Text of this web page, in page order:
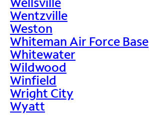
Wentzville
Weston
Whiteman Air Force Base
Whitewater
Wildwood
Winfield
Wright City
Wyatt